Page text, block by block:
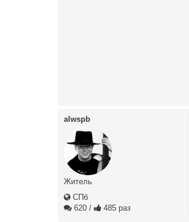
alwspb
Житель
СПб
620 / 485 раз